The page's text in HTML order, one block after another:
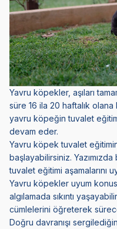
Yavru köpekler, aşıları
süre 16 ila 20 haftalık
yavru köpeğin tuvalet
devam eder.
Yavru köpek tuvalet
başlayabilirsiniz.
tuvalet eğitimi aşamalarını
Yavru köpekler uyum
algılamada sıkıntı
cümlelerini öğreterek sürece
Doğru davranışı